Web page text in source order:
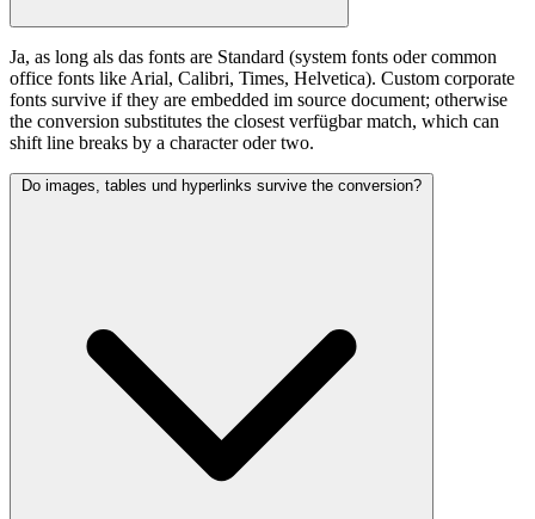
Ja, as long als das fonts are Standard (system fonts oder common
office fonts like Arial, Calibri, Times, Helvetica). Custom corporate
fonts survive if they are embedded im source document; otherwise
the conversion substitutes the closest verfügbar match, which can
shift line breaks by a character oder two.
Do images, tables und hyperlinks survive the conversion?